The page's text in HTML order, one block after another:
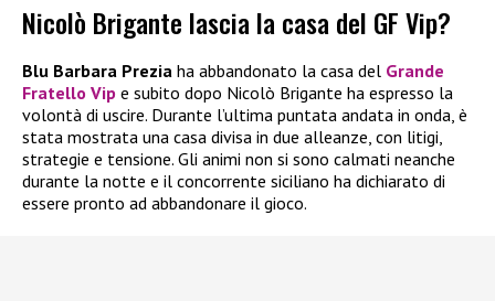
Nicolò Brigante lascia la casa del GF Vip?
Blu Barbara Prezia ha abbandonato la casa del Grande
Fratello Vip e subito dopo Nicolò Brigante ha espresso la
volontà di uscire. Durante l’ultima puntata andata in onda, è
stata mostrata una casa divisa in due alleanze, con litigi,
strategie e tensione. Gli animi non si sono calmati neanche
durante la notte e il concorrente siciliano ha dichiarato di
essere pronto ad abbandonare il gioco.